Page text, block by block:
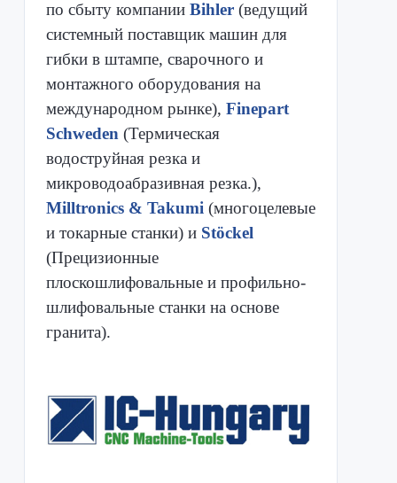
по сбыту компанииBihler (ведущий
системный поставщик машин для
гибки в штампе, сварочного и
монтажного оборудования на
международном рынке),Finepart
Schweden (Термическая
водоструйная резка и
микроводоабразивная резка.),
Milltronics & Takumi (многоцелевые
и токарные станки) и Stöckel
(Прецизионные
плоскошлифовальные и профильно-
шлифовальные станки на основе
гранита).